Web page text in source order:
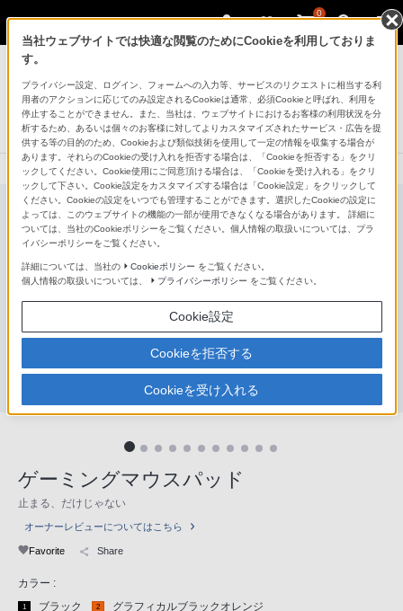
0
ゲーミングギア INZONE™（インゾーン）
ゲーミングマウスパッド
INZONE Mat-F
NEW 新発売
ゲーミングマウスパッド
止まる、だけじゃない
オーナーレビューについてはこちら
Favorite Share
カラー :
1 ブラック 2 グラフィカルブラックオレンジ
当社ウェブサイトでは快適な閲覧のためにCookieを利用しておりま
す。
プライバシー設定、ログイン、フォームへの入力等、サービスのリクエストに相当する利
用者のアクションに応じてのみ設定されるCookieは通常、必須Cookieと呼ばれ、利用を
停止することができません。また、当社は、ウェブサイトにおけるお客様の利用状況を分
析するため、あるいは個々のお客様に対してよりカスタマイズされたサービス・広告を提
供する等の目的のため、Cookieおよび類似技術を使用して一定の情報を収集する場合が
あります。それらのCookieの受け入れを拒否する場合は、「Cookieを拒否する」をクリ
ックしてください。Cookie使用にご同意頂ける場合は、「Cookieを受け入れる」をクリ
ックして下さい。Cookie設定をカスタマイズする場合は「Cookie設定」をクリックして
ください。Cookieの設定をいつでも管理することができます。選択したCookieの設定に
よっては、このウェブサイトの機能の一部が使用できなくなる場合があります。 詳細に
ついては、当社のCookieポリシーをご覧ください。個人情報の取扱いについては、プラ
イバシーポリシーをご覧ください。
詳細については、当社の Cookieポリシー をご覧ください。
個人情報の取扱いについては、
プライバシーポリシー をご覧ください。
Cookie設定
Cookieを拒否する
Cookieを受け入れる